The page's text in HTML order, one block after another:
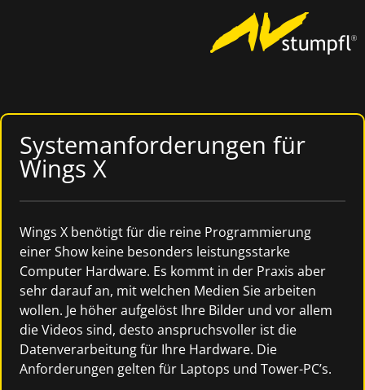
Systemanforderungen für
Wings X
Wings X benötigt für die reine Programmierung
einer Show keine besonders leistungsstarke
Computer Hardware. Es kommt in der Praxis aber
sehr darauf an, mit welchen Medien Sie arbeiten
wollen. Je höher aufgelöst Ihre Bilder und vor allem
die Videos sind, desto anspruchsvoller ist die
Datenverarbeitung für Ihre Hardware. Die
Anforderungen gelten für Laptops und Tower-PC’s.